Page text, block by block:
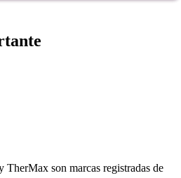
son marcas registradas de